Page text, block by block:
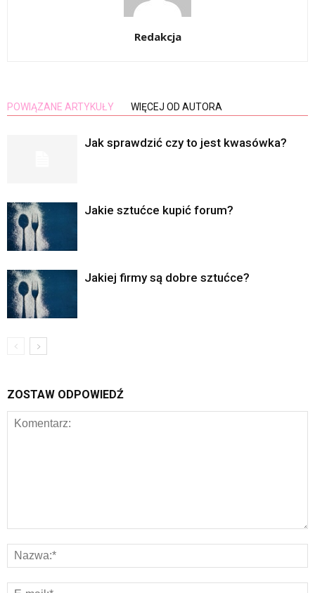
Redakcja
POWIĄZANE ARTYKUŁY WIĘCEJ OD AUTORA
Jak sprawdzić czy to jest kwasówka?
Jakie sztućce kupić forum?
Jakiej firmy są dobre sztućce?
ZOSTAW ODPOWIEDŹ